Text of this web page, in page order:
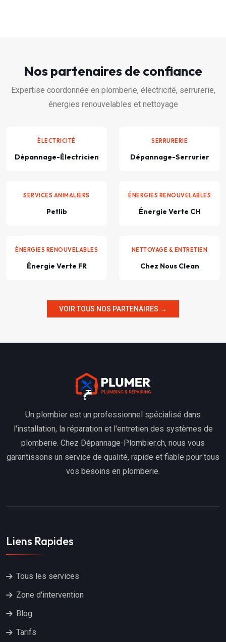
Nos partenaires de confiance
Expertise coordonnée en plomberie, électricité, serrurerie,
énergies renouvelables et nettoyage
ÉLECTRICITÉ
Dépannage-Électricien
SERRURERIE
Dépannage-Serrurier
SERVICES ANIMALIERS
Petlib
ÉNERGIES RENOUVELABLES
Énergie Verte CH
ÉNERGIES RENOUVELABLES
Énergie Verte FR
NETTOYAGE & ENTRETIEN
Chez Nous Clean
VOIR TOUS NOS PARTENAIRES →
Un plombier est un professionnel spécialisé dans
l'installation, la réparation et l'entretien des systèmes de
plomberie. Chez Dépannage-Plombier.ch, nous vous
garantissons un service de qualité, rapide et fiable pour tous
vos besoins en plomberie.
Liens Rapides
Tous les services
Zone d'intervention
Blog
Tarifs